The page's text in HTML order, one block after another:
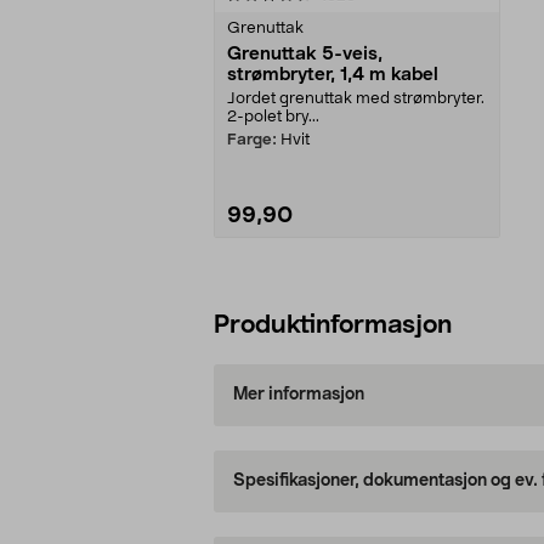
Grenuttak
Grenuttak 5-veis,
strømbryter, 1,4 m kabel
Jordet grenuttak med strømbryter.
2-polet bry...
Farge: Hvit
99,90
Produktinformasjon
Mer informasjon
Spesifikasjoner, dokumentasjon og